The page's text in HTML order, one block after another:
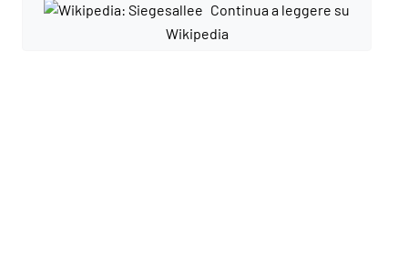
Continua a leggere su
Wikipedia